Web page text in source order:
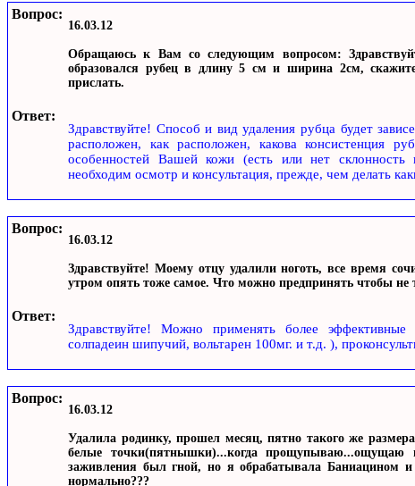
Вопрос:
16.03.12
Обращаюсь к Вам со следующим вопросом:
образовался рубец в длину 5 см и ширина 2см,
прислать.
Ответ:
Здравствуйте! Способ и вид удаления рубца будет
расположен, как расположен, какова консистенция
особенностей Вашей кожи (есть или нет
необходим осмотр и консультация, прежде, чем делать
Вопрос:
16.03.12
Здравствуйте! Моему отцу удалили ноготь, все время
утром опять тоже самое. Что можно предпринять чтобы не
Ответ:
Здравствуйте! Можно применять более эффективные
солпадеин шипучий, вольтарен 100мг. и т.д. ),
Вопрос:
16.03.12
Удалила родинку, прошел месяц, пятно такого же
белые точки(пятнышки)...когда прощупываю...ощущаю
заживления был гной, но я обрабатывала Баниацином и
нормально???